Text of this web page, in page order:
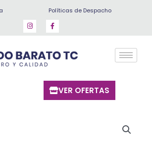
Políticas de Despacho
VER OFERTAS